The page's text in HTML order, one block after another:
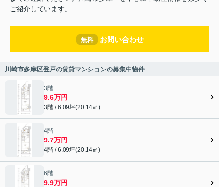
ご紹介しています。
無料 お問い合わせ
川崎市多摩区登戸の賃貸マンションの募集中物件
3階
9.6万円
3階 / 6.09坪(20.14㎡)
4階
9.7万円
4階 / 6.09坪(20.14㎡)
6階
9.9万円